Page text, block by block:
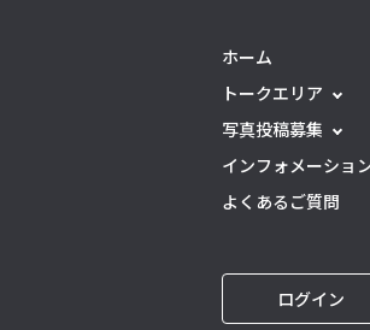
ホーム
トークエリア
写真投稿募集
インフォメーショ
よくあるご質問
ログイン